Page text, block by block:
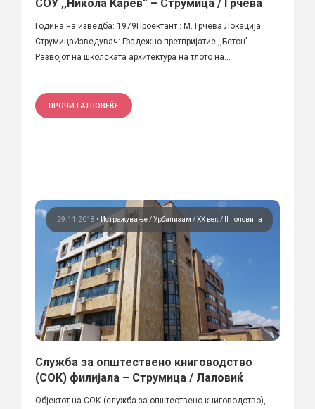
СОУ ,,Никола Карев” – Струмица / Грчева
Година на изведба: 1979Проектант : М. Грчева Локација :
СтрумицаИзведувач: Градежно претпријатие ,,Бетон’’
Развојот на школската архитектура на тлото на...
ПРОЧИТАЈ ПОВЕЌЕ
29.11.2018 • Истражување Урбанизам ХХ век / II половина
Служба за општествено книговодство
(СОК) филијала – Струмица / Лаловиќ
Објектот на СОК (служба за општествено книговодство),